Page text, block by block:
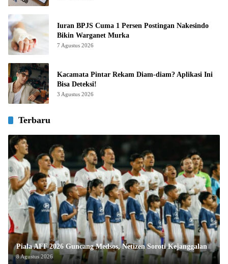
Iuran BPJS Cuma 1 Persen Postingan Nakesindo
Bikin Warganet Murka
7 Agustus 2026
Kacamata Pintar Rekam Diam-diam? Aplikasi Ini
Bisa Deteksi!
3 Agustus 2026
Terbaru
Piala AFF 2026 Guncang Medsos, Netizen Soroti Kejanggalan
8 Agustus 2026